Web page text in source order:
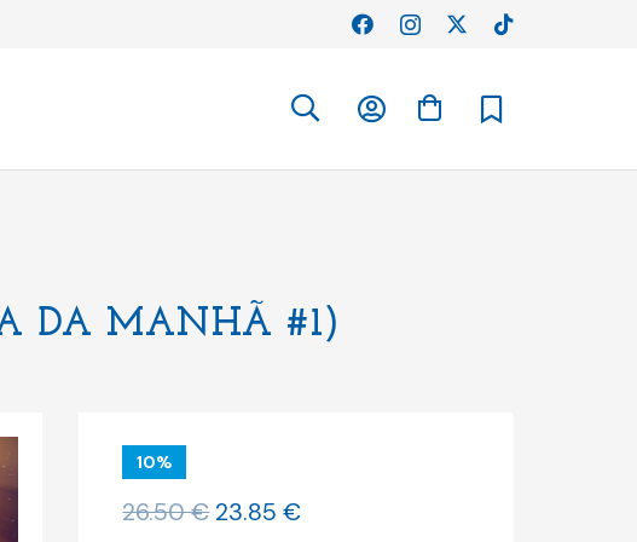
DA MANHÃ #1)
10%
26.50€ O
23.85€O